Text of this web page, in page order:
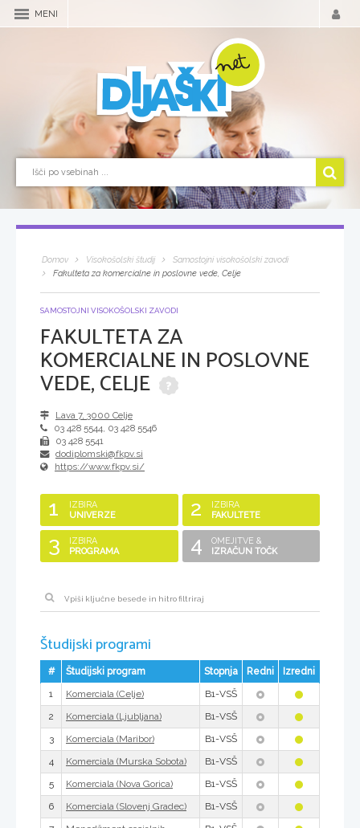
MENI
Domov Visokošolski študij
Samostojni visokošolski zavodi
Fakulteta za komercialne in poslovne vede, Celje
SAMOSTOJNI VISOKOŠOLSKI ZAVODI
FAKULTETA ZA
KOMERCIALNE IN POSLOVNE
VEDE, CELJE
Lava 7, 3000 Celje
03 428 5544, 03 428 5546
03 428 5541
dodiplomski@fkpv.si
https://www.fkpv.si/
1
IZBIRA
UNIVERZE
2
IZBIRA
FAKULTETE
3
IZBIRA
PROGRAMA
4
OMEJITVE &
IZRAČUN TOČK
Študijski programi
# Študijski program Stopnja Redni
Izredni
1
Komerciala (Celje)
B1-VSŠ
2
Komerciala (Ljubljana)
B1-VSŠ
3
Komerciala (Maribor)
B1-VSŠ
4
Komerciala (Murska Sobota)
B1-VSŠ
5
Komerciala (Nova Gorica)
B1-VSŠ
6
Komerciala (Slovenj Gradec)
B1-VSŠ